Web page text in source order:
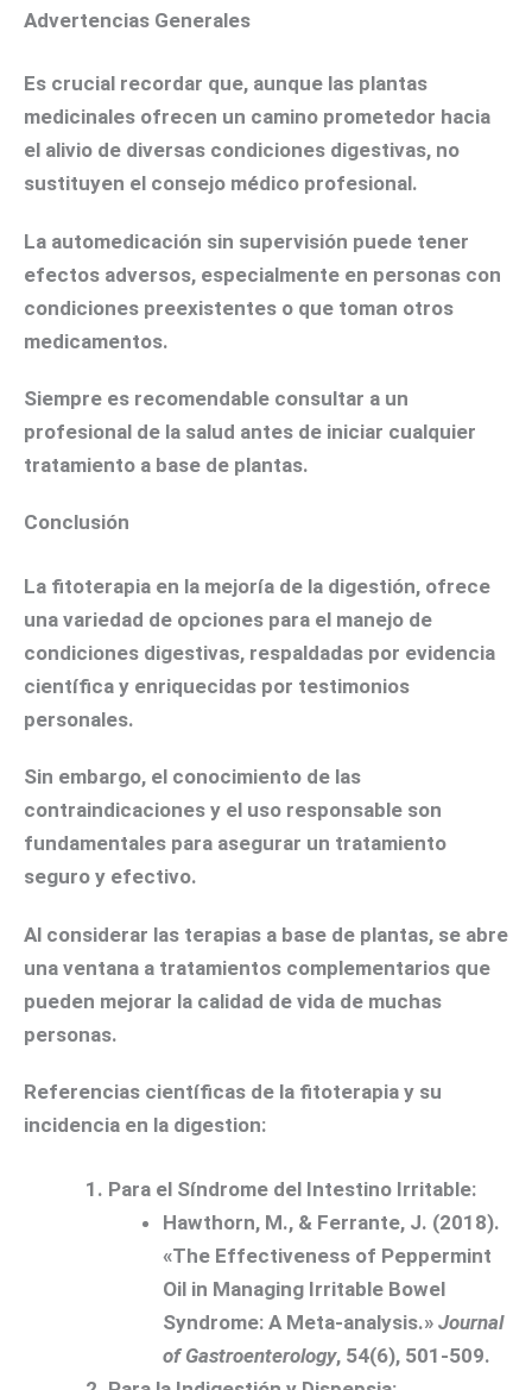
Advertencias Generales
Es crucial recordar que, aunque las plantas
medicinales ofrecen un camino prometedor hacia
el alivio de diversas condiciones digestivas, no
sustituyen el consejo médico profesional.
La automedicación sin supervisión puede tener
efectos adversos, especialmente en personas con
condiciones preexistentes o que toman otros
medicamentos.
Siempre es recomendable consultar a un
profesional de la salud antes de iniciar cualquier
tratamiento a base de plantas.
Conclusión
La fitoterapia en la mejoría de la digestión, ofrece
una variedad de opciones para el manejo de
condiciones digestivas, respaldadas por evidencia
científica y enriquecidas por testimonios
personales.
Sin embargo, el conocimiento de las
contraindicaciones y el uso responsable son
fundamentales para asegurar un tratamiento
seguro y efectivo.
Al considerar las terapias a base de plantas, se abre
una ventana a tratamientos complementarios que
pueden mejorar la calidad de vida de muchas
personas.
Referencias científicas de la fitoterapia y su
incidencia en la digestion:
Para el Síndrome del Intestino Irritable:
Hawthorn, M., & Ferrante, J. (2018).
«The Effectiveness of Peppermint
Oil in Managing Irritable Bowel
Syndrome: A Meta-analysis.» Journal
of Gastroenterology, 54(6), 501-509.